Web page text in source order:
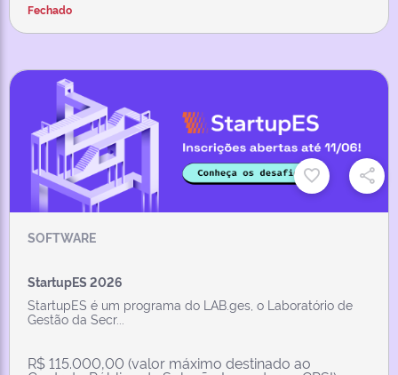
Fechado
SOFTWARE
StartupES 2026
StartupES é um programa do LAB.ges, o Laboratório de
Gestão da Secr...
R$ 115.000,00 (valor máximo destinado ao